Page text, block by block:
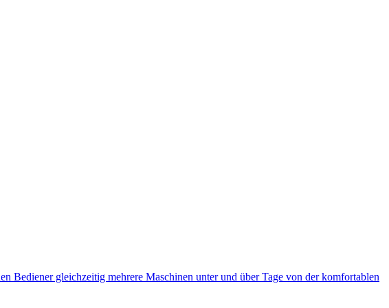
Bediener gleichzeitig mehrere Maschinen unter und über Tage von der komfortablen